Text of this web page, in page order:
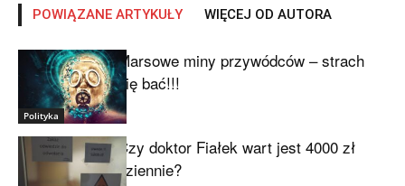
POWIĄZANE ARTYKUŁY WIĘCEJ OD AUTORA
Polityka
Marsowe miny przywódców – strach
się bać!!!
Czy doktor Fiałek wart jest 4000 zł
dziennie?